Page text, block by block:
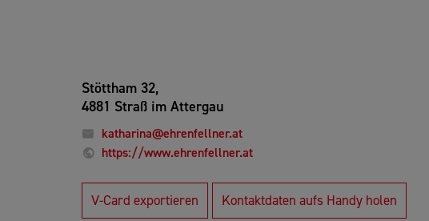
Stöttham 32,
4881 Straß im Attergau
katharina@ehrenfellner.at
https://www.ehrenfellner.at
V-Card exportieren Kontaktdaten aufs Handy holen